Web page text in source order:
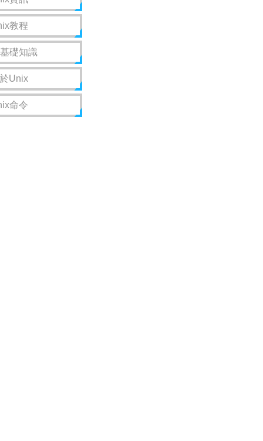
教程
礎知識
Unix
命令